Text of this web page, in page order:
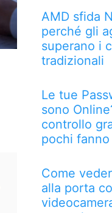
AMD sfida
perché gli
superano i
tradizionali
Le tue
sono
controllo
pochi fanno
Come
alla porta